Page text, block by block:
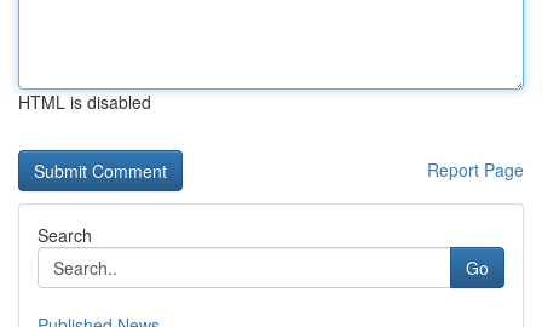
HTML is disabled
Report Page
Search
Go